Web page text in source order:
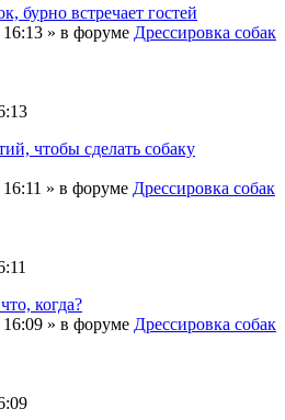
бурно встречает гостей
Вложения
» в форуме Дрессировка собак
чтобы сделать собаку
» в форуме Дрессировка собак
когда?
Вложения
» в форуме Дрессировка собак